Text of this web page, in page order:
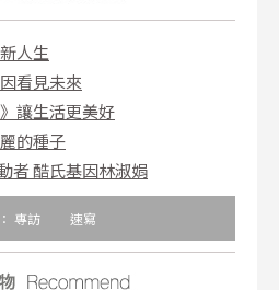
人生
看見未來
讓生活更美好
的種子
者 酷氏基因林淑娟
專訪 速寫